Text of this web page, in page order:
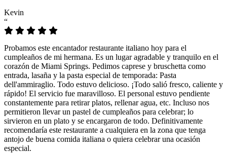
Kevin
“
Probamos este encantador restaurante italiano hoy para el
cumpleaños de mi hermana. Es un lugar agradable y tranquilo en el
corazón de Miami Springs. Pedimos caprese y bruschetta como
entrada, lasaña y la pasta especial de temporada: Pasta
dell'ammiraglio. Todo estuvo delicioso. ¡Todo salió fresco, caliente y
rápido! El servicio fue maravilloso. El personal estuvo pendiente
constantemente para retirar platos, rellenar agua, etc. Incluso nos
permitieron llevar un pastel de cumpleaños para celebrar; lo
sirvieron en un plato y se encargaron de todo. Definitivamente
recomendaría este restaurante a cualquiera en la zona que tenga
antojo de buena comida italiana o quiera celebrar una ocasión
especial.